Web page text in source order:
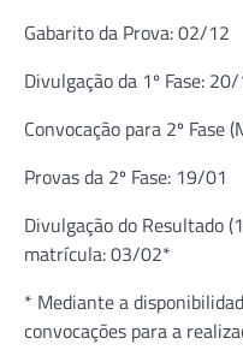
Gabarito da Prova: 02/12
Divulgação da 1º Fase:
Convocação para 2º
Provas da 2º Fase: 19/01
Divulgação do Resultado
matrícula: 03/02*
* Mediante a
convocações para a